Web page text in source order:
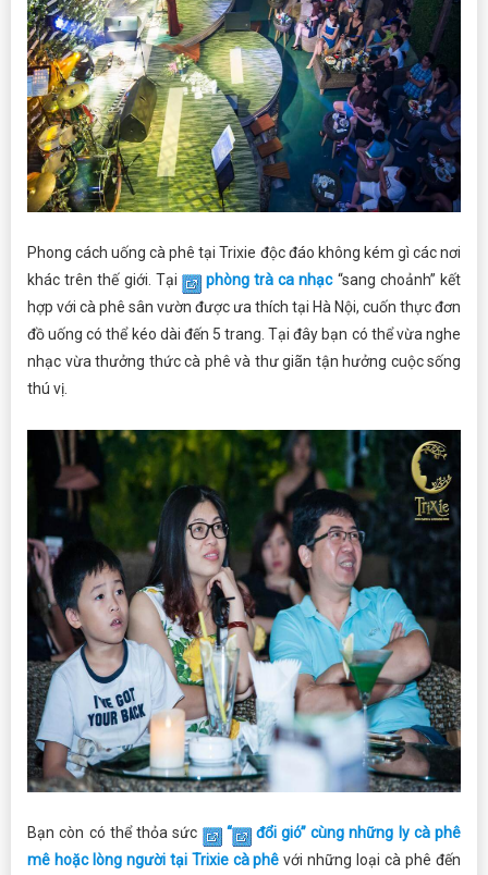
Phong cách uống cà phê tại Trixie độc đáo không kém gì các nơi
khác trên thế giới. Tại
phòng trà ca nhạc“sang choảnh” kết
hợp với cà phê sân vườn được ưa thích tại Hà Nội, cuốn thực đơn
đồ uống có thể kéo dài đến 5 trang. Tại đây bạn có thể vừa nghe
nhạc vừa thưởng thức cà phê và thư giãn tận hưởng cuộc sống
thú vị.
Bạn còn có thể thỏa sức “
đổi gió” cùng những ly cà phê
mê hoặc lòng người tại Trixie cà phê với những loại cà phê đến